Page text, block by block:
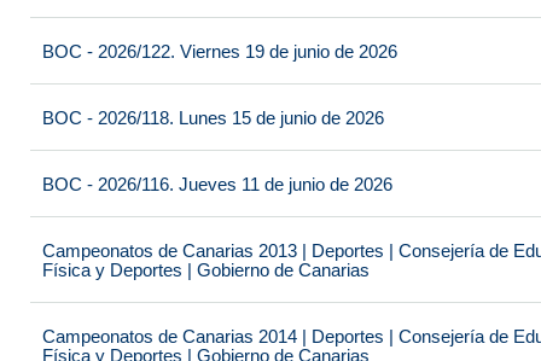
BOC - 2026/122. Viernes 19 de junio de 2026
BOC - 2026/118. Lunes 15 de junio de 2026
BOC - 2026/116. Jueves 11 de junio de 2026
Campeonatos de Canarias 2013 | Deportes | Consejería de
Física y Deportes | Gobierno de Canarias
Campeonatos de Canarias 2014 | Deportes | Consejería de
Física y Deportes | Gobierno de Canarias